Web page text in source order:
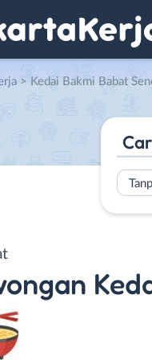
> Kedai Bakmi Babat